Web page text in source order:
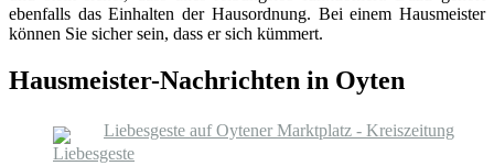
ebenfalls das Einhalten der Hausordnung. Bei einem Hausmeister
können Sie sicher sein, dass er sich kümmert.
Hausmeister-Nachrichten in Oyten
Liebesgeste auf Oytener Marktplatz - Kreiszeitung